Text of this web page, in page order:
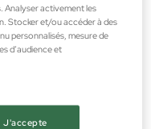
Analyser activement les
Stocker et/ou accéder à des
personnalisés, mesure de
d’audience et
J'accepte